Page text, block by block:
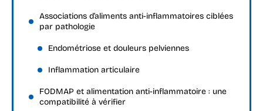
Associations d’aliments anti-inflammatoires ciblées
par pathologie
Endométriose et douleurs pelviennes
Inflammation articulaire
FODMAP et alimentation anti-inflammatoire : une
compatibilité à vérifier